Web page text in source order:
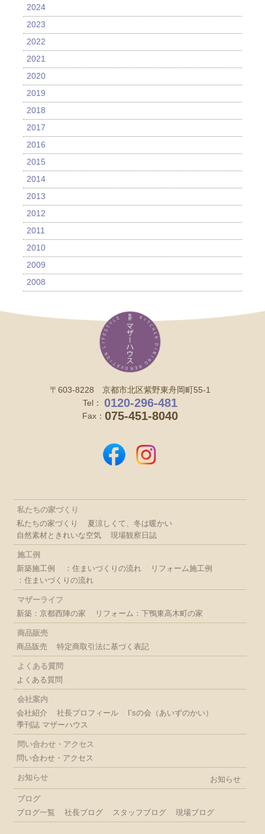
2024
2023
2022
2021
2020
2019
2018
2017
2016
2015
2014
2013
2012
2011
2010
2009
2008
〒603-8228 京都市北区紫野東舟岡町55-1
Tel：
0120-296-481
Fax： 075-451-8040
私たちの家づくり
私たちの家づくり
夏涼しくて、冬は暖かい
自然素材ときれいな空気
現場観察日誌
施工例
新築施工例
：住まいづくりの流れ
リフォーム施工例
：住まいづくりの流れ
マザーライフ
新築：京都西陣の家
リフォーム：下鴨東高木町の家
商品販売
商品販売
特定商取引法に基づく表記
よくある質問
よくある質問
会社案内
会社紹介
社長プロフィール
I’sの会（あいずのかい）
季刊誌 マザーハウス
問い合わせ・アクセス
問い合わせ・アクセス
お知らせ お知らせ
ブログ
ブログ一覧
社長ブログ スタッフブログ 現場ブログ